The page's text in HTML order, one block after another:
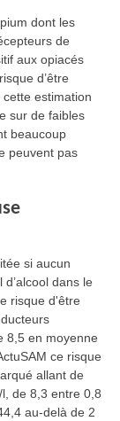
dont les
de
aux opiacés
d’être
estimation
sur de faibles
beaucoup
peuvent pas
si aucun
dans le
risque d'être
8,5 en moyenne
ce risque
allant de
de 8,3 entre 0,8
au-delà de 2